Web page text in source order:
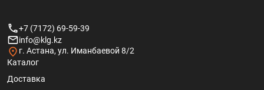
+7 (7172) 69-59-39
info@klg.kz
г. Астана, ул. Иманбаевой 8/2
Каталог
Доставка